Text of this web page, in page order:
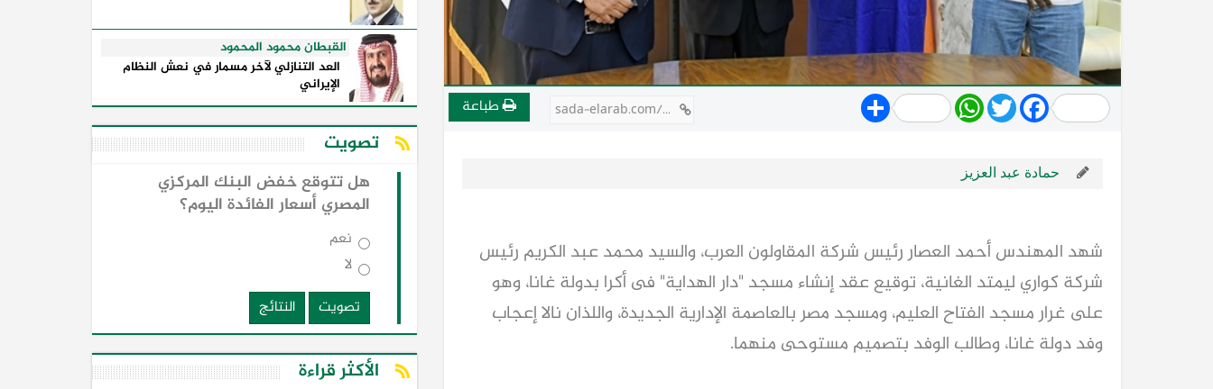
Share WhatsApp
TwitterFacebook طباعة sada-elarab.com/748199
حمادة عبد العزيز
شهد المهندس أحمد العصار رئيس شركة المقاولون العرب، والسيد محمد عبد الكريم رئيس
شركة كواري ليمتد الغانية، توقيع عقد إنشاء مسجد "دار الهداية" فى أكرا بدولة غانا، وهو
على غرار مسجد الفتاح العليم، ومسجد مصر بالعاصمة الإدارية الجديدة، واللذان نالا إعجاب
وفد دولة غانا، وطالب الوفد بتصميم مستوحى منهما.
القبطان محمود المحمود
العد التنازلي لآخر مسمار في نعش النظام
الإيراني
تصويت
هل تتوقع خفض البنك المركزي
المصري أسعار الفائدة اليوم؟
نعم
لا
تصويت
النتائج
الأكثر قراءة